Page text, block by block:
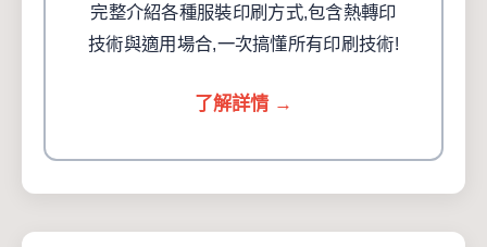
完整介紹各種服裝印刷方式,包含熱轉印
技術與適用場合,一次搞懂所有印刷技術!
了解詳情 →